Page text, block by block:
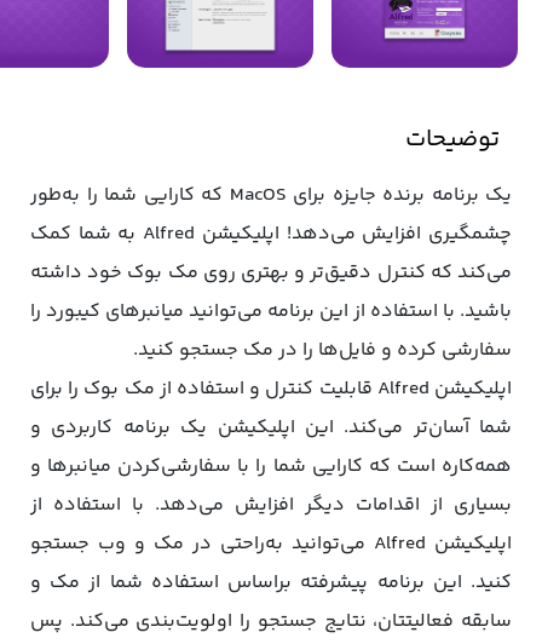
توضیحات
یک برنامه برنده جایزه برای MacOS که کارایی شما را به‌طور
چشمگیری افزایش می‌دهد! اپلیکیشن Alfred به شما کمک
می‌کند که کنترل دقیق‌تر و بهتری روی مک بوک خود داشته
باشید. با استفاده از این برنامه می‌توانید میانبرهای کیبورد را
سفارشی کرده و فایل‌ها را در مک جستجو کنید.
اپلیکیشن Alfred قابلیت کنترل و استفاده از مک بوک را برای
شما آسان‌تر می‌کند. این اپلیکیشن یک برنامه کاربردی و
همه‌کاره است که کارایی شما را با سفارشی‌کردن میانبرها و
بسیاری از اقدامات دیگر افزایش می‌دهد. با استفاده از
اپلیکیشن Alfred می‌توانید به‌راحتی در مک و وب جستجو
کنید. این برنامه پیشرفته براساس استفاده شما از مک و
سابقه فعالیتتان، نتایج جستجو را اولویت‌بندی می‌کند. پس